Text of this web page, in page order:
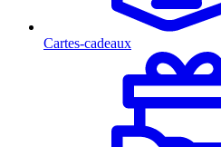
Cartes-cadeaux